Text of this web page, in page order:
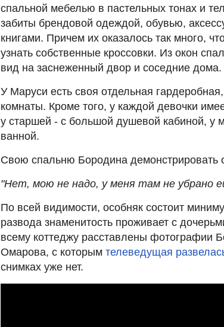
спальной мебелью в пастельных тонах и
забиты брендовой одеждой, обувью,
книгами. Причем их оказалось так много,
узнать собственные кроссовки. Из окон
вид на заснеженный двор и соседние дома.
У Маруси есть своя отдельная
комнаты. Кроме того, у каждой девочки
у старшей - с большой душевой кабиной, у
ванной.
Свою спальню Бородина демонстрировать
"Нет, мою не надо, у меня там не убрано
По всей видимости, особняк состоит
развода знаменитость проживает с
всему коттеджу расставлены фотографии
Омарова, с которым телеведущая
снимках уже нет.